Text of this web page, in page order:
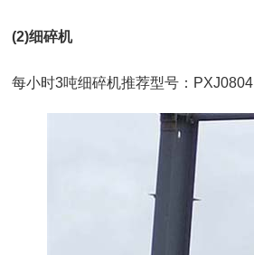
(2)细碎机
每小时3吨细碎机推荐型号：PXJ0804